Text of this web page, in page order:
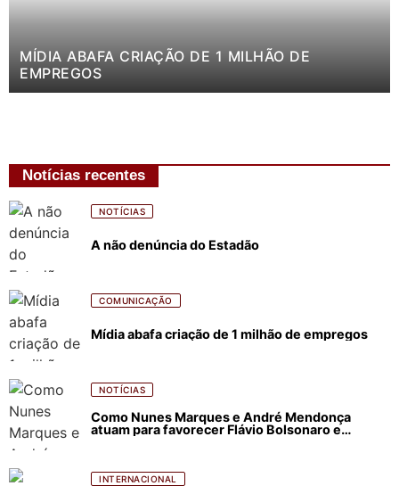
MÍDIA ABAFA CRIAÇÃO DE 1 MILHÃO DE
EMPREGOS
Notícias recentes
NOTÍCIAS
A não denúncia do Estadão
COMUNICAÇÃO
Mídia abafa criação de 1 milhão de empregos
NOTÍCIAS
Como Nunes Marques e André Mendonça
atuam para favorecer Flávio Bolsonaro e
INTERNACIONAL